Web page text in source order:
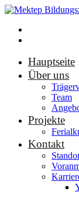
Hauptseite
Über uns
Team
Projekte
Kontakt